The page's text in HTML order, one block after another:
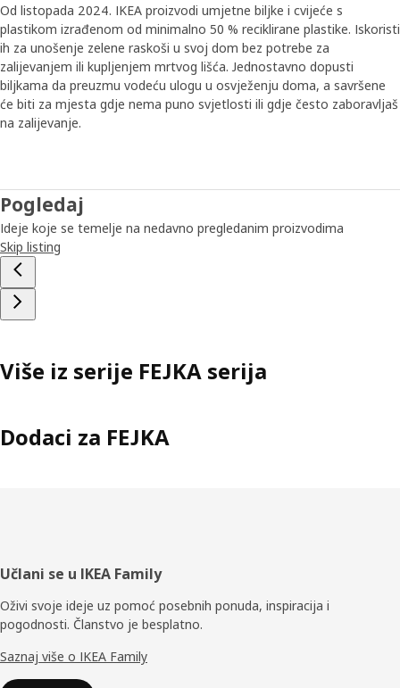
Od listopada 2024. IKEA proizvodi umjetne biljke i cvijeće s
plastikom izrađenom od minimalno 50 % reciklirane plastike. Iskoristi
ih za unošenje zelene raskoši u svoj dom bez potrebe za
zalijevanjem ili kupljenjem mrtvog lišća. Jednostavno dopusti
biljkama da preuzmu vodeću ulogu u osvježenju doma, a savršene
će biti za mjesta gdje nema puno svjetlosti ili gdje često zaboravljaš
na zalijevanje.
Pogledaj
Ideje koje se temelje na nedavno pregledanim proizvodima
Skip listing
Više iz serije FEJKA serija
Dodaci za FEJKA
Podnožje
Učlani se u IKEA Family
Oživi svoje ideje uz pomoć posebnih ponuda, inspiracija i
pogodnosti. Članstvo je besplatno.
Saznaj više o IKEA Family